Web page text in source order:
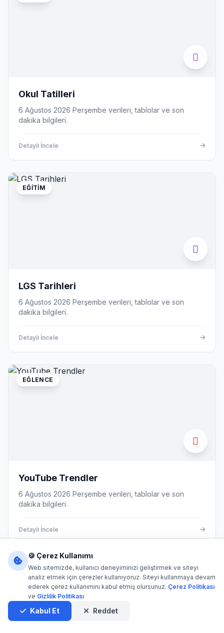
Okul Tatilleri
6 Ağustos 2026 Perşembe verileri, tablolar ve son
dakika bilgileri.
Detaylı İncele
EĞITIM
LGS Tarihleri
6 Ağustos 2026 Perşembe verileri, tablolar ve son
dakika bilgileri.
Detaylı İncele
EĞLENCE
YouTube Trendler
6 Ağustos 2026 Perşembe verileri, tablolar ve son
dakika bilgileri.
Detaylı İncele
EĞLENCE
🍪 Çerez Kullanımı
Web sitemizde, kullanıcı deneyiminizi geliştirmek ve siteyi
analiz etmek için çerezler kullanıyoruz. Siteyi kullanmaya devam
ederek çerez kullanımını kabul etmiş olursunuz. Çerez Politikası
ve Gizlilik Politikası
Kabul Et Reddet